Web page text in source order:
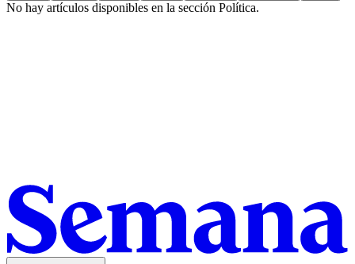
No hay artículos disponibles en la sección Política.